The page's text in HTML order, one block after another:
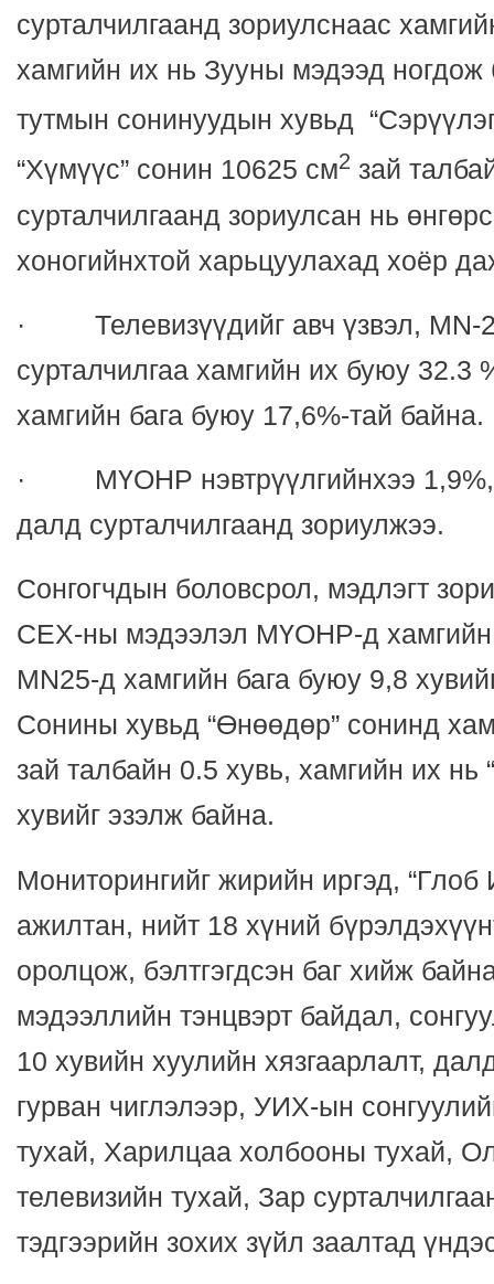
сурталчилгаанд зориулснаас
хамгийн их нь Зууны мэдээд ногдож
тутмын сонинуудын хувьд
“Хүмүүс” сонин 10625 см2 зай
сурталчилгаанд зориулсан нь
хоногийнхтой харьцуулахад хоёр
· Телевизүүдийг авч үзвэл, MN-
сурталчилгаа хамгийн их буюу 32.3
хамгийн бага буюу 17,6%-тай байна.
· МҮОНР нэвтрүүлгийнхээ
далд сурталчилгаанд зориулжээ.
Сонгогчдын боловсрол, мэдлэгт
СЕХ-ны мэдээлэл МҮОНР-д хамгийн
MN25-д хамгийн бага буюу 9,8
Сонины хувьд “Өнөөдөр” сонинд
зай талбайн 0.5 хувь, хамгийн их нь
хувийг эзэлж байна.
Мониторингийг жирийн иргэд,
ажилтан, нийт 18 хүний
оролцож, бэлтгэгдсэн баг хийж
мэдээллийн тэнцвэрт байдал,
10 хувийн хуулийн хязгаарлалт,
гурван чиглэлээр, УИХ-ын
тухай, Харилцаа холбооны тухай,
телевизийн тухай, Зар
тэдгээрийн зохих зүйл заалтад